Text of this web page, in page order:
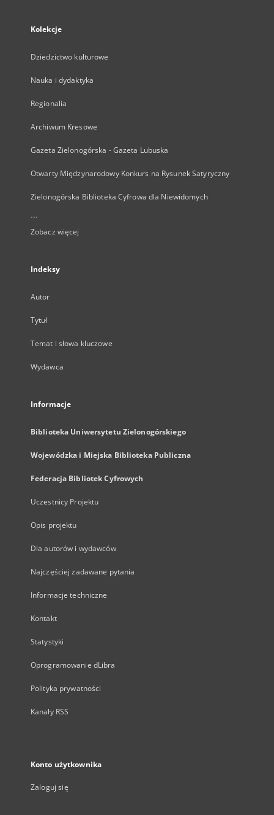
Kolekcje
Dziedzictwo kulturowe
Nauka i dydaktyka
Regionalia
Archiwum Kresowe
Gazeta Zielonogórska - Gazeta Lubuska
Otwarty Międzynarodowy Konkurs na Rysunek Satyryczny
Zielonogórska Biblioteka Cyfrowa dla Niewidomych
...
Zobacz więcej
Indeksy
Autor
Tytuł
Temat i słowa kluczowe
Wydawca
Informacje
Biblioteka Uniwersytetu Zielonogórskiego
Wojewódzka i Miejska Biblioteka Publiczna
Federacja Bibliotek Cyfrowych
Uczestnicy Projektu
Opis projektu
Dla autorów i wydawców
Najczęściej zadawane pytania
Informacje techniczne
Kontakt
Statystyki
Oprogramowanie dLibra
Polityka prywatności
Kanały RSS
Konto użytkownika
Zaloguj się